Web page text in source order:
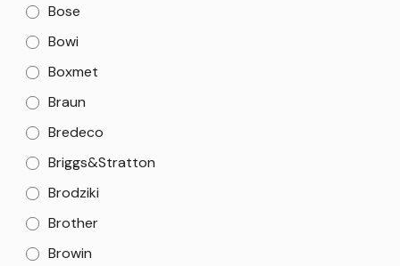
Bose
Bowi
Boxmet
Braun
Bredeco
Briggs&Stratton
Brodziki
Brother
Browin